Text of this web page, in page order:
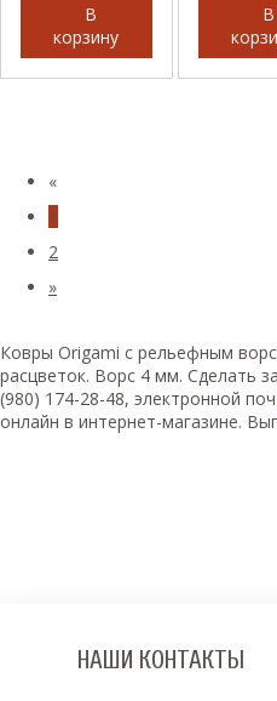
В
корзину
В
«
1
2
»
Ковры Origami с рельефным
расцветок. Ворс 4 мм. Сделать
(980) 174-28-48, электронной
онлайн в интернет-магазине.
НАШИ КОНТАКТЫ